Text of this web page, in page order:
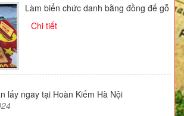
Làm biển chức danh bằng đồng đế gỗ
Chi tiết
lấy ngay tại Hoàn Kiếm Hà Nội